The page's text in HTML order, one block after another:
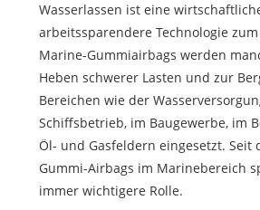
Wasserlassen ist eine
arbeitssparendere Technologie
Marine-Gummiairbags werden
Heben schwerer Lasten und zur
Bereichen wie der
Schiffsbetrieb, im Baugewerbe, im
Öl- und Gasfeldern eingesetzt. Seit
Gummi-Airbags im Marinebereich
immer wichtigere Rolle.